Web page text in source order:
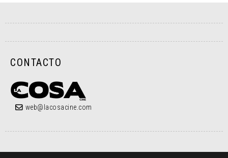
CONTACTO
web@lacosacine.com